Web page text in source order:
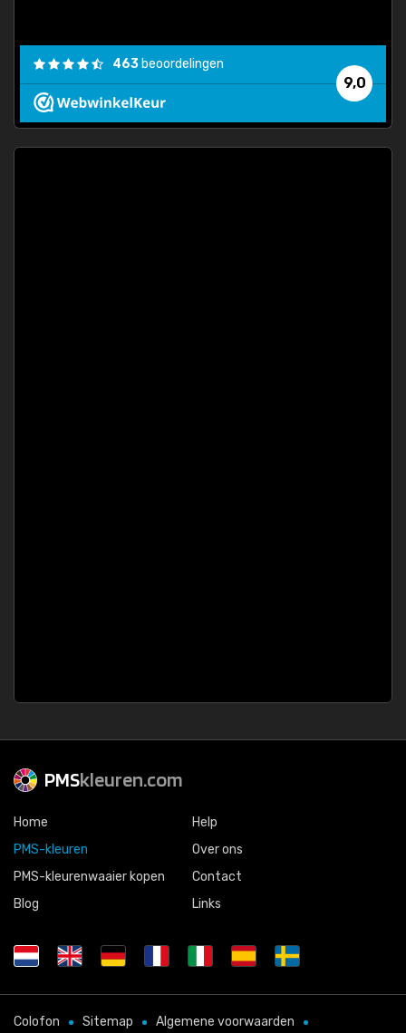
9,0
463 beoordelingen
PMSkleuren.com
Home
PMS-kleuren
PMS-kleurenwaaier kopen
Blog
Help
Over ons
Contact
Links
Colofon Sitemap Algemene voorwaarden